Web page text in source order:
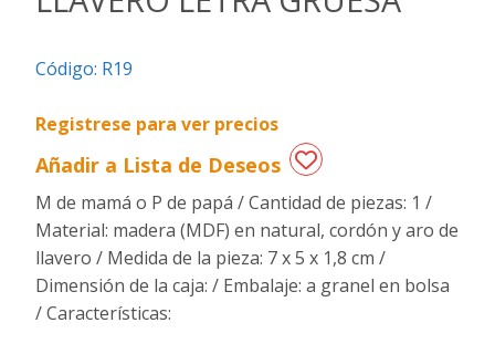
de
especiales
Código: R19
Registrese para ver precios
Añadir a Lista de Deseos
M de mamá o P de papá / Cantidad de piezas: 1 /
Material: madera (MDF) en natural, cordón y aro de
llavero / Medida de la pieza: 7 x 5 x 1,8 cm /
Dimensión de la caja: / Embalaje: a granel en bolsa
/ Características: